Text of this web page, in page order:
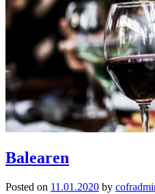
Balearen
Posted on 11.01.2020 by